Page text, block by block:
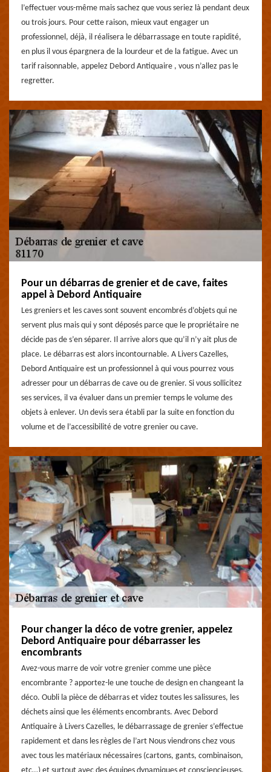
l’effectuer vous-même mais sachez que vous seriez là pendant deux
ou trois jours. Pour cette raison, mieux vaut engager un
professionnel, déjà, il réalisera le débarrassage en toute rapidité,
en plus il vous épargnera de la lourdeur et de la fatigue. Avec un
tarif raisonnable, appelez Debord Antiquaire , vous n’allez pas le
regretter.
Pour un débarras de grenier et de cave, faites
appel à Debord Antiquaire
Les greniers et les caves sont souvent encombrés d’objets qui ne
servent plus mais qui y sont déposés parce que le propriétaire ne
décide pas de s’en séparer. Il arrive alors que qu’il n’y ait plus de
place. Le débarras est alors incontournable. A Livers Cazelles,
Debord Antiquaire est un professionnel à qui vous pourrez vous
adresser pour un débarras de cave ou de grenier. Si vous sollicitez
ses services, il va évaluer dans un premier temps le volume des
objets à enlever. Un devis sera établi par la suite en fonction du
volume et de l’accessibilité de votre grenier ou cave.
Pour changer la déco de votre grenier, appelez
Debord Antiquaire pour débarrasser les
encombrants
Avez-vous marre de voir votre grenier comme une pièce
encombrante ? apportez-le une touche de design en changeant la
déco. Oubli la pièce de débarras et videz toutes les salissures, les
déchets ainsi que les éléments encombrants. Avec Debord
Antiquaire à Livers Cazelles, le débarrassage de grenier s’effectue
rapidement et dans les règles de l’art Nous viendrons chez vous
avec tous les matériaux nécessaires (cartons, gants, combinaison,